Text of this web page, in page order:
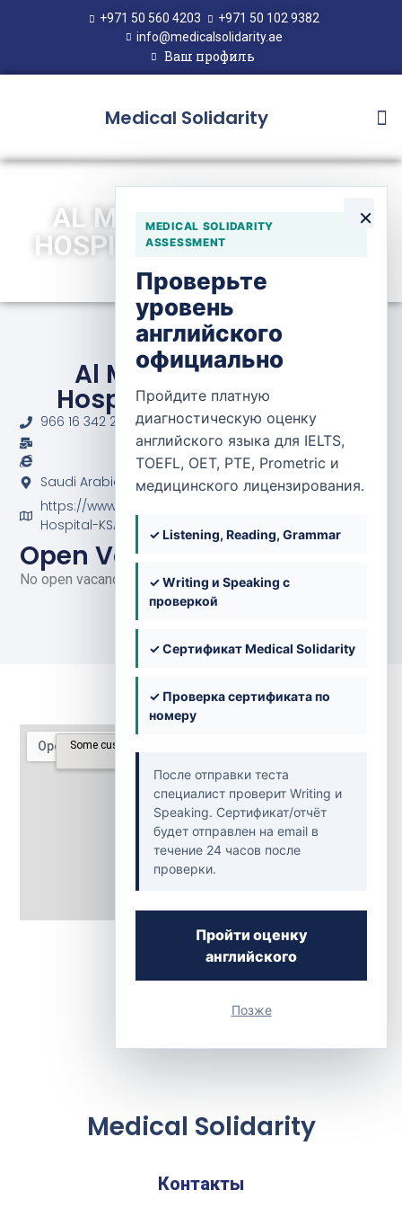
+971 50 560 4203
+971 50 102 9382
info@medicalsolidarity.ae
Ваш профиль
Medical Solidarity
×
MEDICAL SOLIDARITY
ASSESSMENT
Проверьте
уровень
английского
официально
Пройдите платную
диагностическую оценку
английского языка для IELTS,
TOEFL, OET, PTE, Prometric и
медицинского лицензирования.
✓ Listening, Reading, Grammar
✓ Writing и Speaking с
проверкой
✓ Сертификат Medical Solidarity
✓ Проверка сертификата по
номеру
После отправки теста
специалист проверит Writing и
Speaking. Сертификат/отчёт
будет отправлен на email в
течение 24 часов после
проверки.
Пройти оценку
английского
Позже
AL MIDHNAB GENERAL
HOSPITAL — AL MIDHNAB
Al Midhnab General
Hospital — Al Midhnab
966 16 342 2222 / 966 16 342 0879
Saudi Arabia
https://www.facebook.com/p/Midhnab-General-
Hospital-KSA-100067728079592/
Open Vacancies
No open vacancies at the moment.
Back to Clinics
Medical Solidarity
Контакты